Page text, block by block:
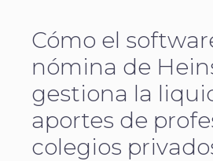
Cómo el
nómina de
gestiona la
aportes de
colegios